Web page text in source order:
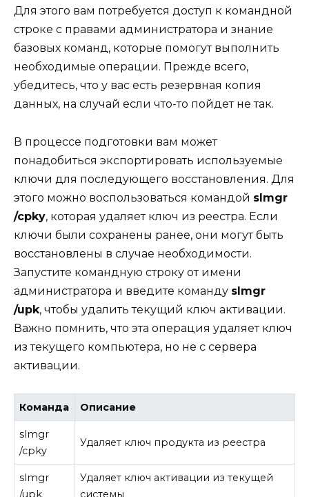
Для этого вам потребуется доступ к командной
строке с правами администратора и знание
базовых команд, которые помогут выполнить
необходимые операции. Прежде всего,
убедитесь, что у вас есть резервная копия
данных, на случай если что-то пойдет не так.
В процессе подготовки вам может
понадобиться экспортировать используемые
ключи для последующего восстановления. Для
этого можно воспользоваться командой slmgr
/cpky, которая удаляет ключ из реестра. Если
ключи были сохранены ранее, они могут быть
восстановлены в случае необходимости.
Запустите командную строку от имени
администратора и введите команду slmgr
/upk, чтобы удалить текущий ключ активации.
Важно помнить, что эта операция удаляет ключ
из текущего компьютера, но не с сервера
активации.
Команда Описание
slmgr
/cpky
Удаляет ключ продукта из реестра
slmgr
/upk
Удаляет ключ активации из текущей
системы